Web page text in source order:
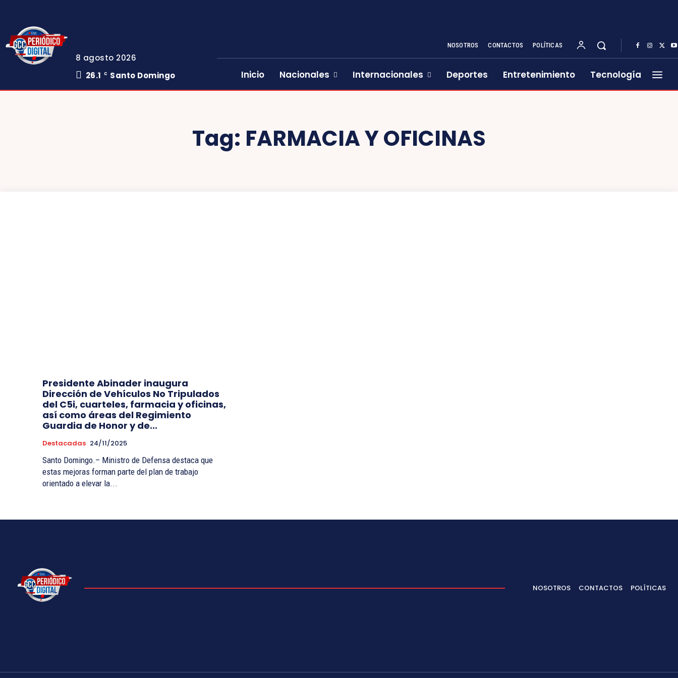
8 agosto 2026
26.1
C Santo Domingo
NOSOTROS CONTACTOS POLÍTICAS
Inicio Nacionales Internacionales Deportes Entretenimiento Tecnología
Tag: FARMACIA Y OFICINAS
Presidente Abinader inaugura
Dirección de Vehículos No Tripulados
del C5i, cuarteles, farmacia y oficinas,
así como áreas del Regimiento
Guardia de Honor y de...
Destacadas 24/11/2025
Santo Domingo.– Ministro de Defensa destaca que
estas mejoras forman parte del plan de trabajo
orientado a elevar la...
NOSOTROS CONTACTOS POLÍTICAS